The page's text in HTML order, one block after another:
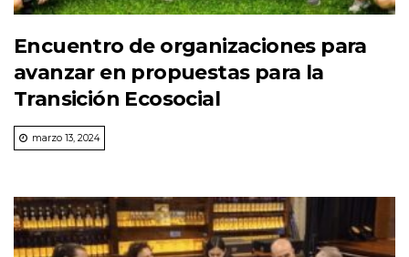
Encuentro de organizaciones para
avanzar en propuestas para la
Transición Ecosocial
marzo 13, 2024